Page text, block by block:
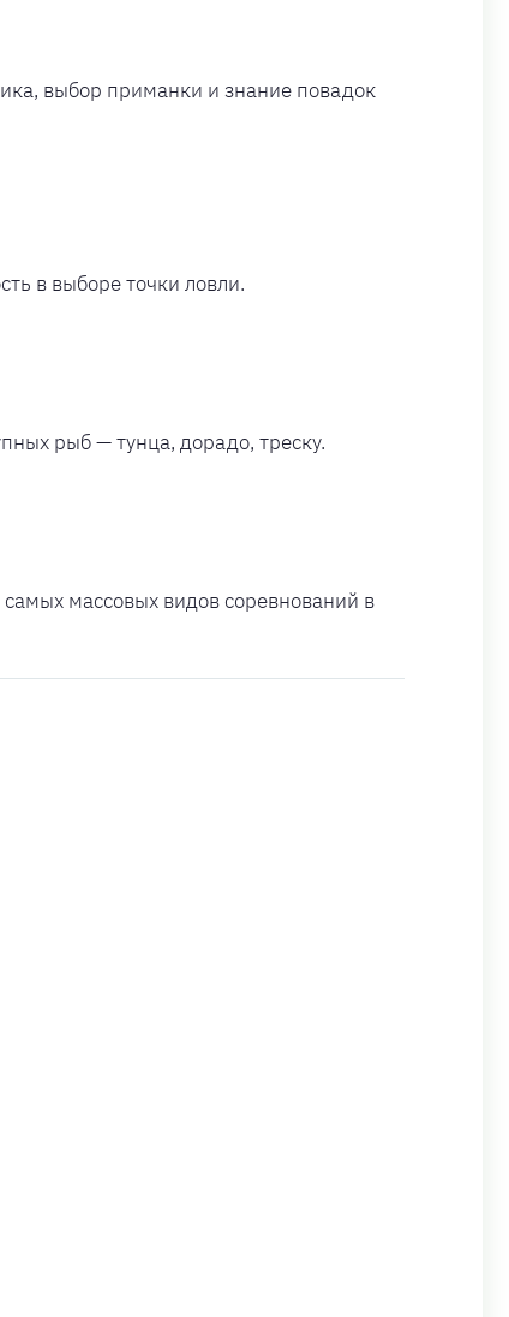
выбор приманки и знание повадок
в выборе точки ловли.
рыб — тунца, дорадо, треску.
массовых видов соревнований в